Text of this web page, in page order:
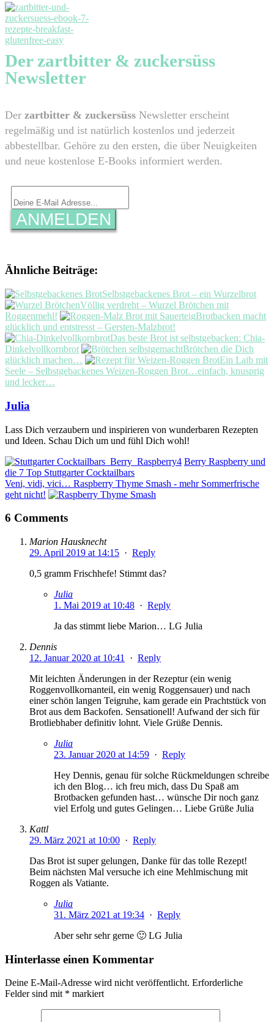
​Der zartbitter & zuckersüss
Newsletter
​Der zartbitter & zuckersüss Newsletter erscheint
regelmäßig und ist natürlich kostenlos und jederzeit
abbestellbar. Gehöre zu den ersten, die über Neuigkeiten
und neue kostenlose E-Books informiert werden.
ANMELDEN
Ähnliche Beiträge:
Selbstgebackenes Brot – ein Wurzelbrot
Völlig verdreht – Wurzel Brötchen mit
Roggenmehl!
Brotbacken macht
glücklich und entstresst – Gersten-Malzbrot!
Das beste Brot ist selbstgebacken: Chia-
Dinkelvollkornbrot
Brötchen die Dich
glücklich machen…
Ein Laib mit
Seele – Selbstgebackenes Weizen-Roggen Brot…einfach, knusprig
und lecker…
Julia
Lass Dich verzaubern und inspirieren von wunderbaren Rezepten
und Ideen. Schau Dich um und fühl Dich wohl!
Berry Raspberry und
die 7 Top Stuttgarter Cocktailbars
Veni, vidi, vici… Raspberry Thyme Smash - mehr Sommerfrische
geht nicht!
6 Comments
Marion Hausknecht
29. April 2019 at 14:15 · Reply
0,5 gramm Frischhefe! Stimmt das?
Julia
1. Mai 2019 at 10:48 · Reply
Ja das stimmt liebe Marion… LG Julia
Dennis
12. Januar 2020 at 10:41
· Reply
Mit leichten Änderungen in der Rezeptur (ein wenig
Roggenvollkornanteil, ein wenig Roggensauer) und nach
einer schön langen Teigruhe, kam gerade ein Prachtstück von
Brot aus dem Backofen. Sensationell! Aufwand der sich für
Brotliebhaber definitiv lohnt. Viele Grüße Dennis.
Julia
23. Januar 2020 at 14:59 · Reply
Hey Dennis, genau für solche Rückmeldungen schreibe
ich den Blog… ich freu mich, dass Du Spaß am
Brotbacken gefunden hast… wünsche Dir noch ganz
viel Erfolg und gutes Gelingen… Liebe Grüße Julia
Kattl
29. März 2021 at 10:00 · Reply
Das Brot ist super gelungen, Danke für das tolle Rezept!
Beim nächsten Mal versuche ich eine Mehlmischung mit
Roggen als Vatiante.
Julia
31. März 2021 at 19:34 · Reply
Aber sehr sehr gerne 🙂 LG Julia
Hinterlasse einen Kommentar
Deine E-Mail-Adresse wird nicht veröffentlicht. Erforderliche
Felder sind mit * markiert